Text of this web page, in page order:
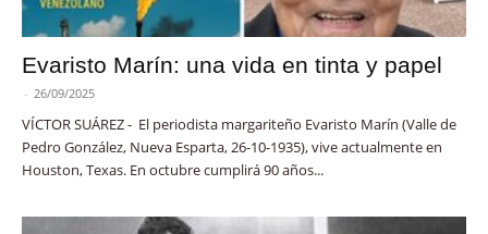
Evaristo Marín: una vida en tinta y papel
- 26/09/2025
VÍCTOR SUÁREZ - El periodista margariteño Evaristo Marín (Valle de
Pedro González, Nueva Esparta, 26-10-1935), vive actualmente en
Houston, Texas. En octubre cumplirá 90 años...